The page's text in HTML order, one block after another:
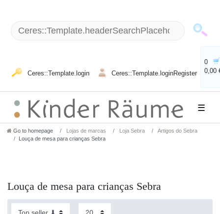
Ceres::Template.login Ceres::Template.loginRegister
0
0,00
☰
Go to homepage Lojas de marcas Loja Sebra
Artigos do Sebra
Louça de mesa para crianças Sebra
Louça de mesa para crianças Sebra